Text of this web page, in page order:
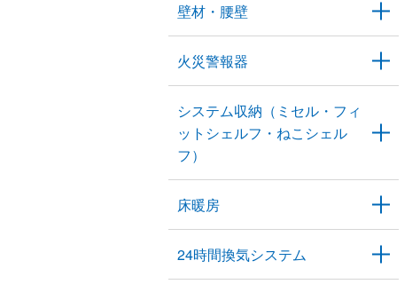
壁材・腰壁
火災警報器
システム収納（ミセル・フィ
ットシェルフ・ねこシェル
フ）
床暖房
24時間換気システム